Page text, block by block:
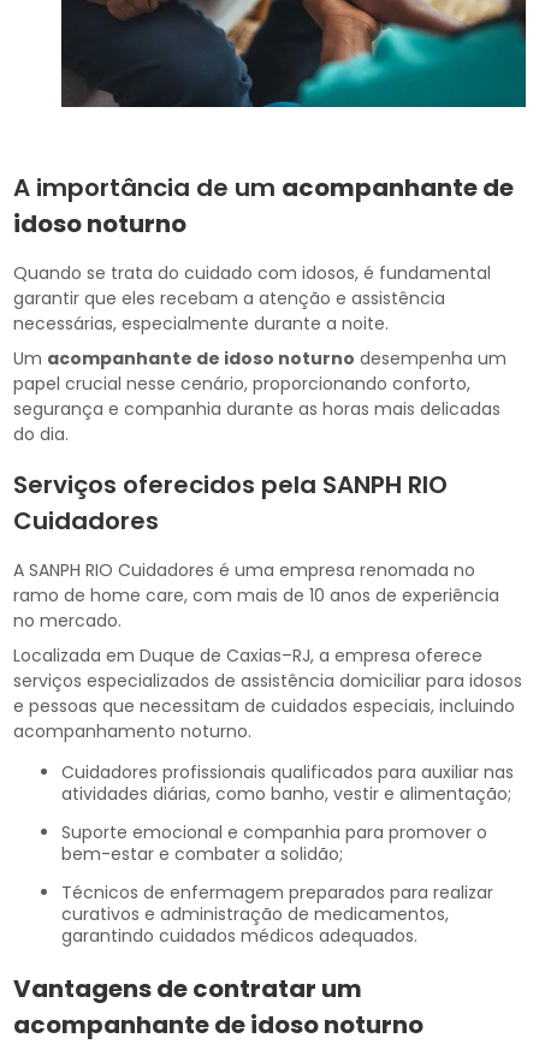
A importância de um acompanhante de
idoso noturno
Quando se trata do cuidado com idosos, é fundamental
garantir que eles recebam a atenção e assistência
necessárias, especialmente durante a noite.
Um acompanhante de idoso noturno desempenha um
papel crucial nesse cenário, proporcionando conforto,
segurança e companhia durante as horas mais delicadas
do dia.
Serviços oferecidos pela SANPH RIO
Cuidadores
A SANPH RIO Cuidadores é uma empresa renomada no
ramo de home care, com mais de 10 anos de experiência
no mercado.
Localizada em Duque de Caxias–RJ, a empresa oferece
serviços especializados de assistência domiciliar para idosos
e pessoas que necessitam de cuidados especiais, incluindo
acompanhamento noturno.
Cuidadores profissionais qualificados para auxiliar nas
atividades diárias, como banho, vestir e alimentação;
Suporte emocional e companhia para promover o
bem-estar e combater a solidão;
Técnicos de enfermagem preparados para realizar
curativos e administração de medicamentos,
garantindo cuidados médicos adequados.
Vantagens de contratar um
acompanhante de idoso noturno